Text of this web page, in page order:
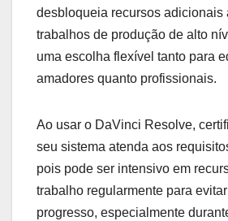
desbloqueia recursos adicionais
trabalhos de produção de alto
uma escolha flexível tanto para
amadores quanto profissionais.
Ao usar o DaVinci Resolve,
seu sistema atenda aos
pois pode ser intensivo em
trabalho regularmente para
progresso, especialmente